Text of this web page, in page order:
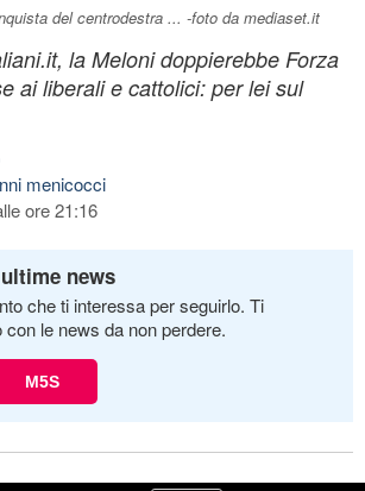
del centrodestra ... -foto da mediaset.it
la Meloni doppierebbe Forza
ai liberali e cattolici: per lei sul
menicocci
ore 21:16
news
che ti interessa per seguirlo. Ti
le news da non perdere.
M5S